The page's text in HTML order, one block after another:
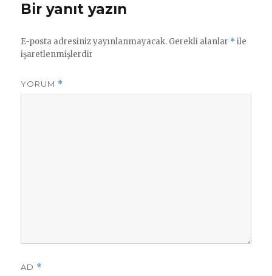
Bir yanıt yazın
E-posta adresiniz yayınlanmayacak. Gerekli alanlar *ile
işaretlenmişlerdir
YORUM *
AD *